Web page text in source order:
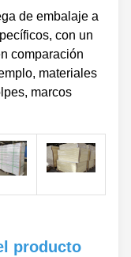
de embalaje a
con un
comparación
materiales
marcos
producto